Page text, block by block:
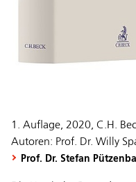
1. Auflage, 2020, C.H.
Autoren: Prof. Dr. Willy
Prof. Dr. Stefan